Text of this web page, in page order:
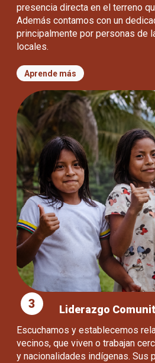
presencia directa en el terreno
Además contamos con un
principalmente por personas de
locales.
Aprende más
3 Liderazgo
Escuchamos y establecemos
vecinos, que viven o trabajan
y nacionalidades indígenas. Sus